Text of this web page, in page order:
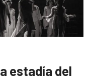
estadía del